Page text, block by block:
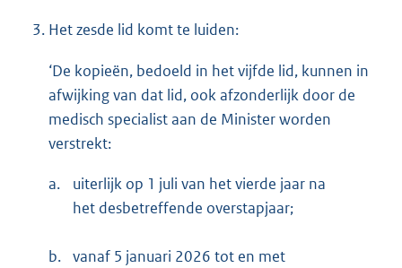
3. Het zesde lid komt te luiden:
‘De kopieën, bedoeld in het vijfde lid, kunnen in
afwijking van dat lid, ook afzonderlijk door de
medisch specialist aan de Minister worden
verstrekt:
a.
uiterlijk op 1 juli van het vierde jaar na
het desbetreffende overstapjaar;
b. vanaf 5 januari 2026 tot en met